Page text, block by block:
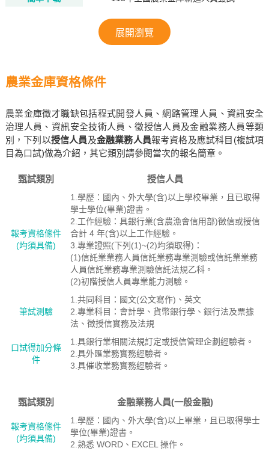
展開瀏覽
農業金庫資格條件
農業金庫徵才職缺包括程式開發人員、網路管理人員、資訊安全
治理人員、資訊安全技術人員、徵授信人員及金融業務人員等類
別，下列以授信人員及金融業務人員報考資格及應試科目(複試項
目為口試)做為介紹，其它類別請參閱當次的報名簡章。
甄試類別 授信人員
報考資格絛件
(均須具備)
1.學歷：國內、外大學(含)以上學校畢業，且已取得
學士學位(畢業)證書。
2.工作經驗：具銀行業(含農漁會信用部)徵信或授信
合計 4 年(含)以上工作經驗。
3.專業證照(下列(1)~(2)均須取得)：
(1)信託業業務人員信託業務專業測驗或信託業業務
人員信託業務專業測驗信託法規乙科。
(2)初階授信人員專業能力測驗。
筆試測驗
1.共同科目：國文(公文寫作)、英文
2.專業科目：會計學、貨幣銀行學、銀行法及票據
法、徵授信實務及法規
口試得加分條
件
1.具銀行業相關法規訂定或授信管理企劃經驗者。
2.具外匯業務實務經驗者。
3.具催收業務實務經驗者。
甄試類別 金融業務人員(一般金融)
報考資格絛件
(均須具備)
1.學歷：國內、外大學(含)以上畢業，且已取得學士
學位(畢業)證書。
2.熟悉 WORD、EXCEL 操作。